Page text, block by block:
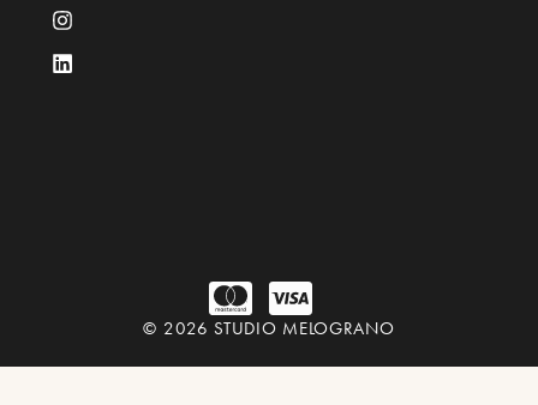
© 2026 STUDIO MELOGRANO